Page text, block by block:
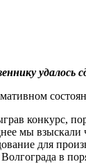
удалось
конкурс,
мы
для
в